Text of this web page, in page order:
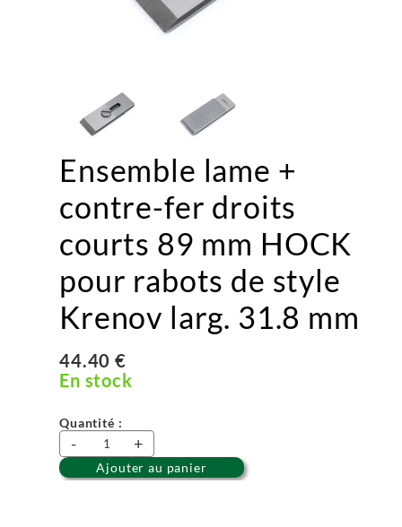
Ensemble lame +
contre-fer droits
courts 89 mm HOCK
pour rabots de style
Krenov larg. 31.8 mm
44.40 €
En stock
Quantité :
- +
Ajouter au panier